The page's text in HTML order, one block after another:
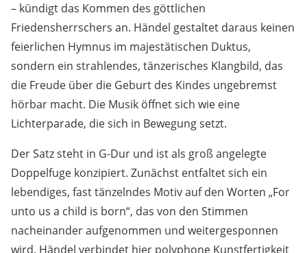
– kündigt das Kommen des göttlichen
Friedensherrschers an. Händel gestaltet daraus keinen
feierlichen Hymnus im majestätischen Duktus,
sondern ein strahlendes, tänzerisches Klangbild, das
die Freude über die Geburt des Kindes ungebremst
hörbar macht. Die Musik öffnet sich wie eine
Lichterparade, die sich in Bewegung setzt.
Der Satz steht in G-Dur und ist als groß angelegte
Doppelfuge konzipiert. Zunächst entfaltet sich ein
lebendiges, fast tänzelndes Motiv auf den Worten „For
unto us a child is born“, das von den Stimmen
nacheinander aufgenommen und weitergesponnen
wird. Händel verbindet hier polyphone Kunstfertigkeit